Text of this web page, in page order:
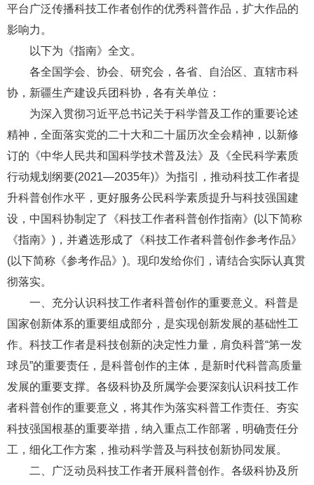
平台广泛传播科技工作者创作的优秀科普作品，扩大作品的
影响力。
以下为《指南》全文。
各全国学会、协会、研究会，各省、自治区、直辖市科
协，新疆生产建设兵团科协，各有关单位：
为深入贯彻习近平总书记关于科学普及工作的重要论述
精神，全面落实党的二十大和二十届历次全会精神，以新修
订的《中华人民共和国科学技术普及法》及《全民科学素质
行动规划纲要(2021—2035年)》为指引，推动科技工作者提
升科普创作水平，更好服务公民科学素质提升与科技强国建
设，中国科协制定了《科技工作者科普创作指南》(以下简称
《指南》)，并遴选形成了《科技工作者科普创作参考作品》
(以下简称《参考作品》)。现印发给你们，请结合实际认真贯
彻落实。
一、充分认识科技工作者科普创作的重要意义。科普是
国家创新体系的重要组成部分，是实现创新发展的基础性工
作。科技工作者是科技创新的决定性力量，肩负科普“第一发
球员”的重要责任，是科普创作的主体，是新时代科普高质量
发展的重要支撑。各级科协及所属学会要深刻认识科技工作
者科普创作的重要意义，将其作为落实科普工作责任、夯实
科技强国根基的重要举措，纳入重点工作部署，明确责任分
工，细化工作方案，推动科学普及与科技创新协同发展。
二、广泛动员科技工作者开展科普创作。各级科协及所